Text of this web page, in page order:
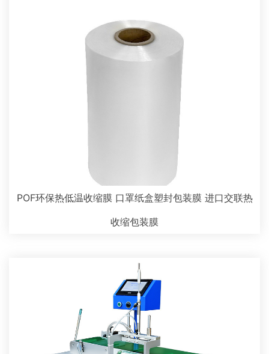
POF环保热低温收缩膜 口罩纸盒塑封包装膜 进口交联热
收缩包装膜